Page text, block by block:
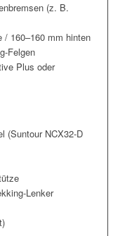
(z. B.
160–160 mm hinten
Felgen
Plus oder
(Suntour NCX32-D
Lenker